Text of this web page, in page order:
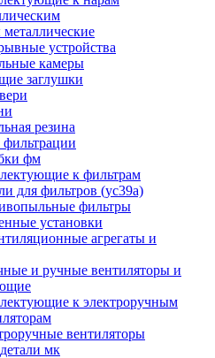
устройства
камеры
заглушки
резина
фильтрации
фм
к фильтрам
для фильтров (ус39а)
фильтры
установки
агрегаты и
и ручные вентиляторы и
к электроручным
вентиляторы
мк